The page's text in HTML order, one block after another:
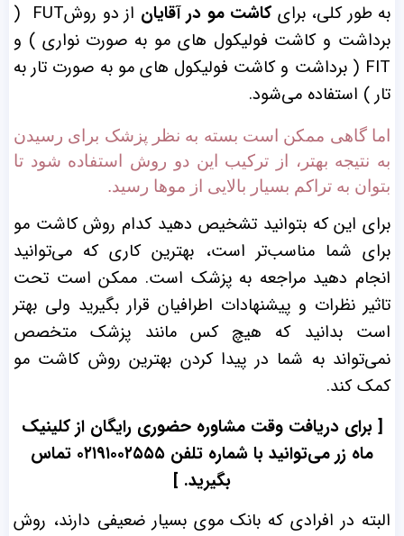
به طور کلی، برایکاشت مو در آقایان
از دو روشFUT (
برداشت و کاشت فولیکول‌ های مو به صورت نواری ) و
FIT ( برداشت و کاشت فولیکول ‌های مو به صورت تار ‌به
‌تار ) استفاده می‌شود.
اما گاهی ممکن است بسته به نظر پزشک برای رسیدن
به نتیجه بهتر، از ترکیب این دو روش استفاده شود تا
بتوان به تراکم بسیار بالایی از موها رسید.
برای این که بتوانید تشخیص دهید کدام روش کاشت مو
برای شما مناسب‌تر است، بهترین کاری که می‌توانید
انجام دهید مراجعه به پزشک است. ممکن است تحت
تاثیر نظرات و پیشنهادات اطرافیان قرار بگیرید ولی بهتر
است بدانید که هیچ کس مانند پزشک متخصص
نمی‌تواند به شما در پیدا کردن بهترین روش کاشت مو
کمک کند.
[ برای دریافت وقت مشاوره حضوری رایگان از کلینیک
ماه زر می‌توانید با شماره تلفن ۰۲۱۹۱۰۰۲۵۵۵ تماس
بگیرید. ]
البته در افرادی که بانک موی بسیار ضعیفی دارند، روش